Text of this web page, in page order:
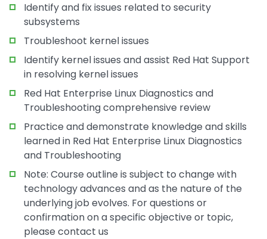
Identify and fix issues related to security
subsystems
Troubleshoot kernel issues
Identify kernel issues and assist Red Hat Support
in resolving kernel issues
Red Hat Enterprise Linux Diagnostics and
Troubleshooting comprehensive review
Practice and demonstrate knowledge and skills
learned in Red Hat Enterprise Linux Diagnostics
and Troubleshooting
Note: Course outline is subject to change with
technology advances and as the nature of the
underlying job evolves. For questions or
confirmation on a specific objective or topic,
please contact us